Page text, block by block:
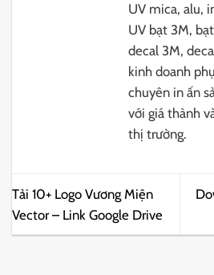
UV mica, alu,
UV bạt 3M,
decal 3M,
kinh doanh
chuyên in ấn
với giá thành
thị trường.
Tải 10+ Logo Vương Miện
Vector – Link Google Drive